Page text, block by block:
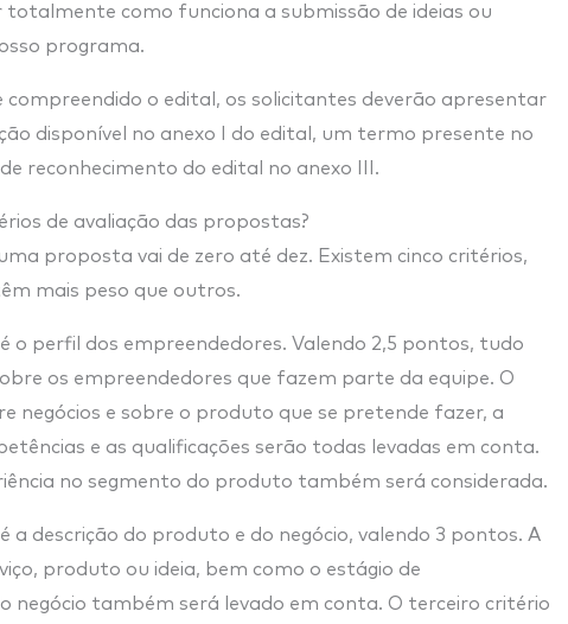
como funciona a submissão de ideias ou
programa.
compreendido o edital, os solicitantes deverão apresentar
disponível no anexo I do edital, um termo presente no
reconhecimento do edital no anexo III.
de avaliação das propostas?
proposta vai de zero até dez. Existem cinco critérios,
mais peso que outros.
o perfil dos empreendedores. Valendo 2,5 pontos, tudo
os empreendedores que fazem parte da equipe. O
negócios e sobre o produto que se pretende fazer, a
e as qualificações serão todas levadas em conta.
no segmento do produto também será considerada.
a descrição do produto e do negócio, valendo 3 pontos. A
produto ou ideia, bem como o estágio de
negócio também será levado em conta. O terceiro critério